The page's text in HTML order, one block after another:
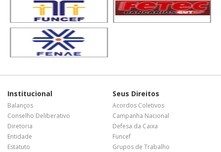
Institucional
Balanços
Conselho Deliberativo
Diretoria
Entidade
Estatuto
Seus Direitos
Acordos Coletivos
Campanha Nacional
Defesa da Caixa
Funcef
Grupos de Trabalho